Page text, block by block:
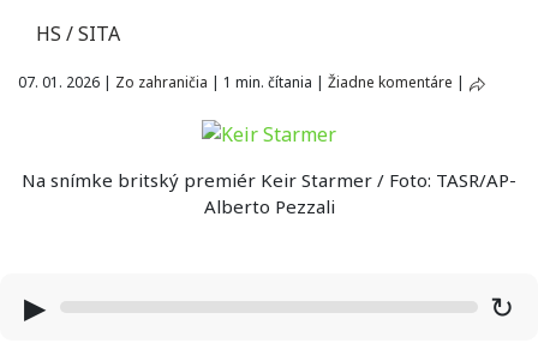
HS / SITA
07. 01. 2026 | Zo zahraničia | 1 min. čítania | Žiadne komentáre |
Na snímke britský premiér Keir Starmer / Foto: TASR/AP-
Alberto Pezzali
▶ ↻